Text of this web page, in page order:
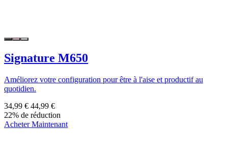
Signature M650
Améliorez votre configuration pour être à l'aise et productif au
quotidien.
34,99 € 44,99 €
22% de réduction
Acheter Maintenant